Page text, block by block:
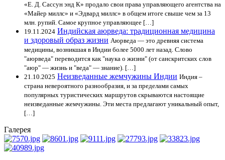
«Е. Д. Сассун энд К» продало свои права управляющего агентства на
«Майер миллс» и «Эдвард миллс» в общем итоге свыше чем за 13
млн. рупий. Самое крупное управляющее […]
19.11.2024 Индийская аюрведа: традиционная медицина
и здоровый образ жизни Аюрведа — это древняя система
медицины, возникшая в Индии более 5000 лет назад. Слово
"аюрведа" переводится как "наука о жизни" (от санскритских слов
"аюр" — жизнь и "веда" — знание). […]
21.10.2025 Неизведанные жемчужины Индии Индия –
страна невероятного разнообразия, и за пределами самых
популярных туристических маршрутов скрываются настоящие
неизведанные жемчужины. Эти места предлагают уникальный опыт,
[…]
Галерея